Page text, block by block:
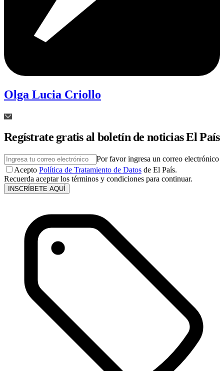
Olga Lucia Criollo
Regístrate gratis al boletín de noticias El País
Por favor ingresa un correo electrónico
Acepto Política de Tratamiento de Datos de El País.
Recuerda aceptar los términos y condiciones para continuar.
INSCRÍBETE AQUÍ